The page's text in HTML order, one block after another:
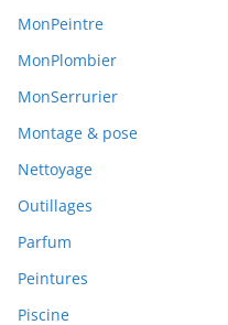
MonPeintre
MonPlombier
MonSerrurier
Montage & pose
Nettoyage
Outillages
Parfum
Peintures
Piscine